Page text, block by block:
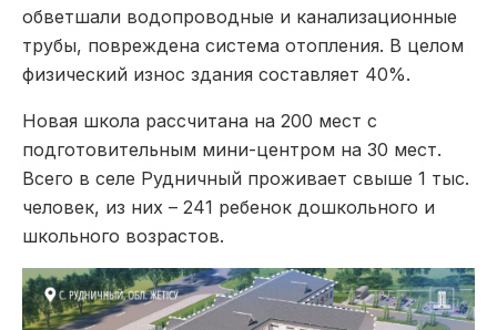
обветшали водопроводные и канализационные
трубы, повреждена система отопления. В целом
физический износ здания составляет 40%.
Новая школа рассчитана на 200 мест с
подготовительным мини-центром на 30 мест.
Всего в селе Рудничный проживает свыше 1 тыс.
человек, из них – 241 ребенок дошкольного и
школьного возрастов.